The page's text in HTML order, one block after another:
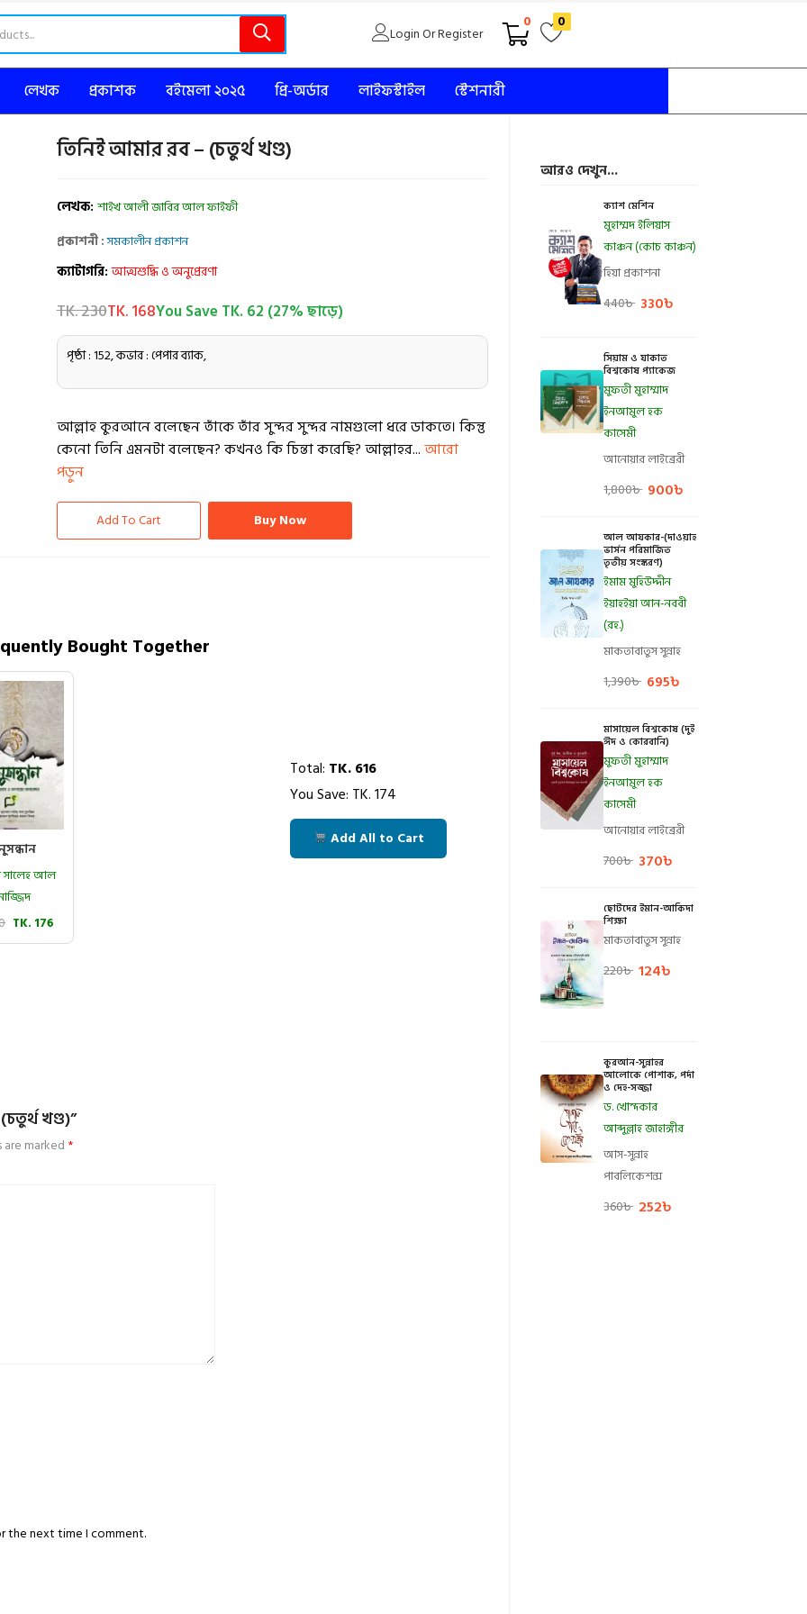
Login Or Register
0 0
লেখক প্রকাশক বইমেলা ২০২৫ প্রি-অর্ডার লাইফস্টাইল স্টেশনারী
আরও দেখুন...
ক্যাশ মেশিন
মুহাম্মদ ইলিয়াস
কাঞ্চন (কোচ কাঞ্চন)
হিয়া প্রকাশনা
440৳ 330৳
সিয়াম ও যাকাত
বিশ্বকোষ প্যাকেজ
মুফতী মুহাম্মাদ
ইনআমুল হক
কাসেমী
আনোয়ার লাইব্রেরী
1,800৳ 900৳
আল আযকার-(দাওয়াহ
ভার্সন পরিমার্জিত
তৃতীয় সংস্করণ)
ইমাম মুহিউদ্দীন
ইয়াহইয়া আন-নববী
(রহ.)
মাকতাবাতুস সুন্নাহ
1,390৳ 695৳
মাসায়েল বিশ্বকোষ (দুই
ঈদ ও কোরবানি)
মুফতী মুহাম্মাদ
ইনআমুল হক
কাসেমী
আনোয়ার লাইব্রেরী
700৳ 370৳
ছোটদের ইমান-আকিদা
শিক্ষা
মাকতাবাতুস সুন্নাহ
220৳ 124৳
কুরআন-সুন্নাহর
আলোকে পোশাক, পর্দা
ও দেহ-সজ্জা
ড. খোন্দকার
আব্দুল্লাহ জাহাঙ্গীর
আস-সুন্নাহ
পাবলিকেশন্স
360৳ 252৳
তিনিই আমার রব – (চতুর্থ খণ্ড)
লেখক: শাইখ আলী জাবির আল ফাইফী
প্রকাশনী :সমকালীন প্রকাশন
ক্যাটাগরি:আত্মশুদ্ধি ও অনুপ্রেরণা
TK. 230TK. 168You Save TK. 62 (27% ছাড়ে)
পৃষ্ঠা : 152, কভার : পেপার ব্যাক,
আল্লাহ কুরআনে বলেছেন তাঁকে তাঁর সুন্দর সুন্দর নামগুলো ধরে ডাকতে। কিন্তু
কেনো তিনি এমনটা বলেছেন? কখনও কি চিন্তা করেছি? আল্লাহর...আরো
পড়ুন
Add To Cart Buy Now
Bought Together
সালেহ আল
TK. 176
Total: TK.616
You Save: TK.174
Add All to Cart
খণ্ড)”
marked *
the next time I comment.